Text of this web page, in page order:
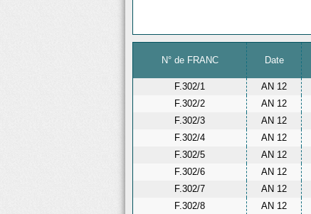
N° de FRANC Date
F.302/1
AN 12
F.302/2
AN 12
F.302/3
AN 12
F.302/4
AN 12
F.302/5
AN 12
F.302/6
AN 12
F.302/7
AN 12
F.302/8
AN 12